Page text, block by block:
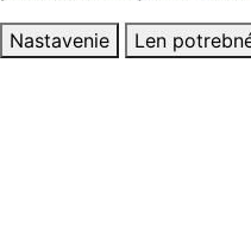
Nastavenie Len